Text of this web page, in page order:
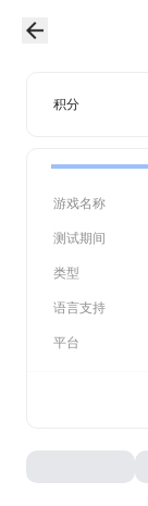
积分
游戏名称
测试期间
类型
语言支持
平台